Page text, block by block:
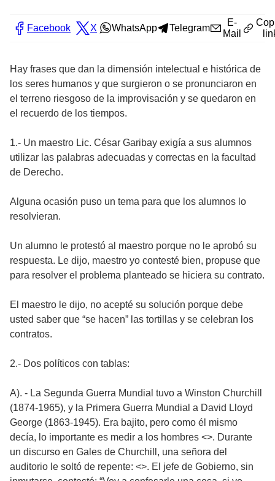
Facebook X WhatsApp Telegram
E-
Mail
Hay frases que dan la dimensión intelectual e histórica de
los seres humanos y que surgieron o se pronunciaron en
el terreno riesgoso de la improvisación y se quedaron en
el recuerdo de los tiempos.
1.- Un maestro Lic. César Garibay exigía a sus alumnos
utilizar las palabras adecuadas y correctas en la facultad
de Derecho.
Alguna ocasión puso un tema para que los alumnos lo
resolvieran.
Un alumno le protestó al maestro porque no le aprobó su
respuesta. Le dijo, maestro yo contesté bien, propuse que
para resolver el problema planteado se hiciera su contrato.
El maestro le dijo, no acepté su solución porque debe
usted saber que “se hacen” las tortillas y se celebran los
contratos.
2.- Dos políticos con tablas:
A). - La Segunda Guerra Mundial tuvo a Winston Churchill
(1874-1965), y la Primera Guerra Mundial a David Lloyd
George (1863-1945). Era bajito, pero como él mismo
decía, lo importante es medir a los hombres <>. Durante
un discurso en Gales de Churchill, una señora del
auditorio le soltó de repente: <>. El jefe de Gobierno, sin